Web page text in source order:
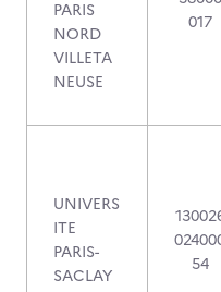
PARIS
NORD
VILLETA
NEUSE
017
UNIVERS
ITE
PARIS-
SACLAY
54